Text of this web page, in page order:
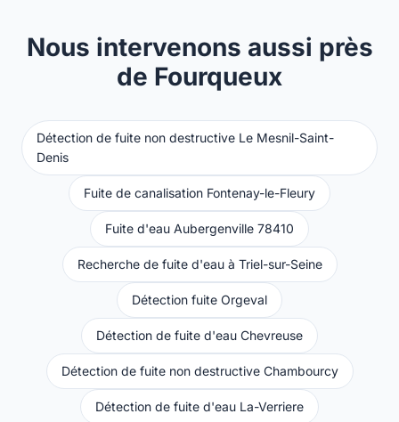
Nous intervenons aussi près
de Fourqueux
Détection de fuite non destructive Le Mesnil-Saint-
Denis
Fuite de canalisation Fontenay-le-Fleury
Fuite d'eau Aubergenville 78410
Recherche de fuite d'eau à Triel-sur-Seine
Détection fuite Orgeval
Détection de fuite d'eau Chevreuse
Détection de fuite non destructive Chambourcy
Détection de fuite d'eau La-Verriere